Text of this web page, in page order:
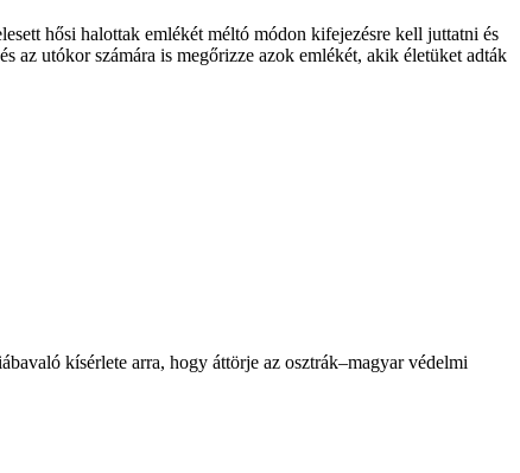
hősi halottak emlékét méltó módon kifejezésre kell juttatni és
utókor számára is megőrizze azok emlékét, akik életüket adták
kísérlete arra, hogy áttörje az osztrák–magyar védelmi